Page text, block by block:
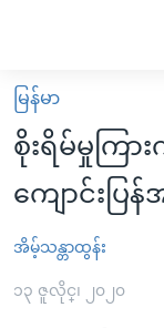
လွယ်ကူ
စေ
များ
ပင်မ
မူလစာမျက်နှာ
မြန်မာ
ကမ္ဘာ့သတင်းများ
နိုင်ငံတကာ
ဗွီဒီယို
မြန်မာ
စိုးရိမ်မှုကြာ
ကျောင်းပြ
အိမ့်သန္တာထွန်း
၁၃ ဇူလိုင္၊ ၂၀၂၀